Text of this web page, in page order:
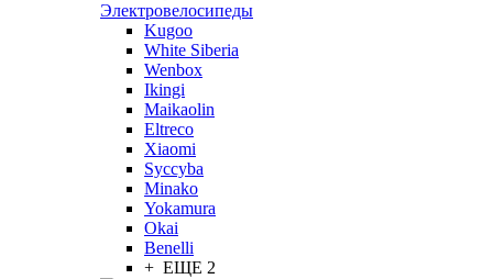
Электровелосипеды
Kugoo
White Siberia
Wenbox
Ikingi
Maikaolin
Eltreco
Xiaomi
Syccyba
Minako
Yokamura
Okai
Benelli
+ ЕЩЕ 2